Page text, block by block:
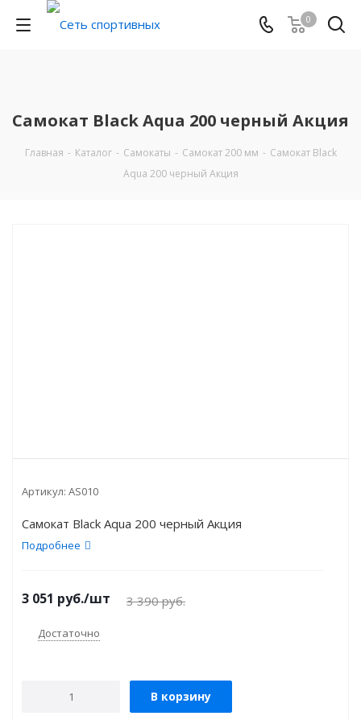
0
Самокат Black Aqua 200 черный Акция
Главная - Каталог - Самокаты - Самокат 200 мм - Самокат Black
Aqua 200 черный Акция
Артикул: AS010
Самокат Black Aqua 200 черный Акция
Подробнее
3 051 руб./шт 3 390руб.
Достаточно
В корзину